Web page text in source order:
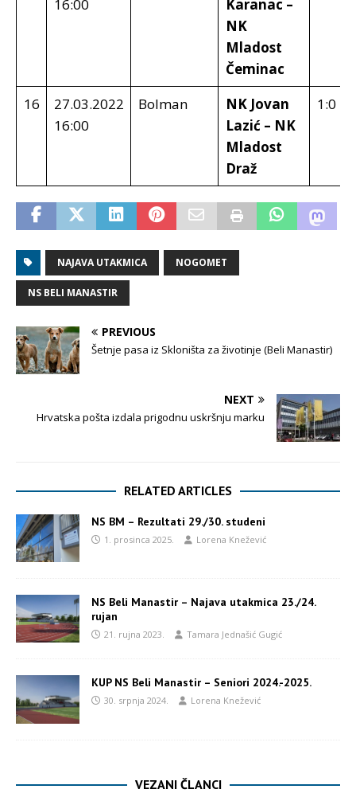
16:00
Karanac –
NK
Mladost
Čeminac
16
27.03.2022
16:00
Bolman
NK Jovan
Lazić – NK
Mladost
Draž
1:0
NAJAVA UTAKMICA NOGOMET
NS BELI MANASTIR
PREVIOUS
Šetnje pasa iz Skloništa za životinje (Beli Manastir)
NEXT
Hrvatska pošta izdala prigodnu uskršnju marku
RELATED ARTICLES
NS BM – Rezultati 29./30. studeni
1. prosinca 2025. Lorena Knežević
NS Beli Manastir – Najava utakmica 23./24.
rujan
21. rujna 2023. Tamara Jednašić Gugić
KUP NS Beli Manastir – Seniori 2024.-2025.
30. srpnja 2024. Lorena Knežević
VEZANI ČLANCI